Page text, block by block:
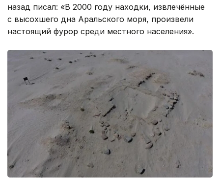
назад писал: «В 2000 году находки, извлечённые
с высохшего дна Аральского моря, произвели
настоящий фурор среди местного населения».